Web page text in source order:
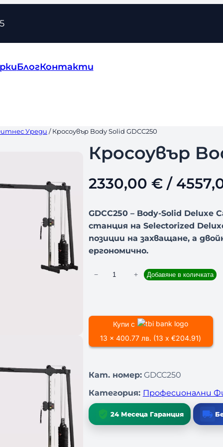
БлогКонтакти
Уреди / Кросоувър Body Solid GDCC250
Кросоувър
2330,00 €/
GDCC250 – Body-Solid Deluxe
станция на Selectorized
позиции на захващане, а
ергономично.
и
с
в
о
а
К
− + Добавяне в количката
Купи с
13 x 400.77 лв. (13 x €204.91)
Кат. номер: GDCC250
Категория: Професионални
24 Месеца Гаранция